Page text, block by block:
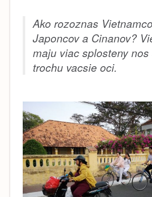
Ako rozoznas
Japoncov a Cinanov?
maju viac splosteny nos
trochu vacsie oci.